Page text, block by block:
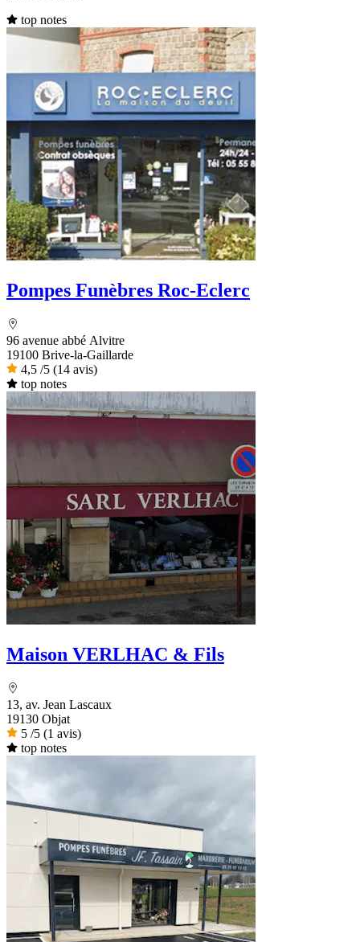
top notes
Pompes Funèbres Roc-Eclerc
96 avenue abbé Alvitre
19100 Brive-la-Gaillarde
4,5 /5 (14 avis)
top notes
Maison VERLHAC & Fils
13, av. Jean Lascaux
19130 Objat
5 /5 (1 avis)
top notes